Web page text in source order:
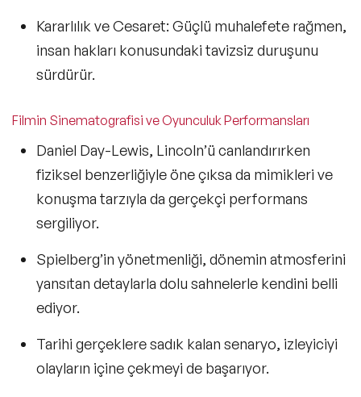
Kararlılık ve Cesaret: Güçlü muhalefete rağmen,
insan hakları konusundaki tavizsiz duruşunu
sürdürür.
Filmin Sinematografisi ve Oyunculuk Performansları
Daniel Day-Lewis, Lincoln’ü canlandırırken
fiziksel benzerliğiyle öne çıksa da mimikleri ve
konuşma tarzıyla da gerçekçi performans
sergiliyor.
Spielberg’in yönetmenliği, dönemin atmosferini
yansıtan detaylarla dolu sahnelerle kendini belli
ediyor.
Tarihi gerçeklere sadık kalan senaryo, izleyiciyi
olayların içine çekmeyi de başarıyor.